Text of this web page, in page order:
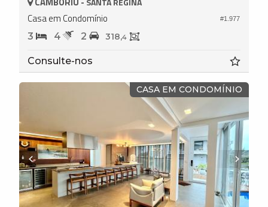
#1.977
Casa em Condomínio
3 4 2 318,4
Consulte-nos
CASA EM CONDOMÍNIO